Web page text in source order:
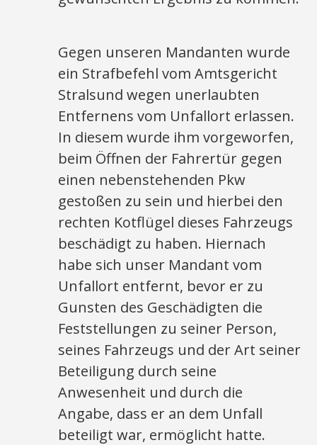
Gegen unseren Mandanten wurde
ein Strafbefehl vom Amtsgericht
Stralsund wegen unerlaubten
Entfernens vom Unfallort erlassen.
In diesem wurde ihm vorgeworfen,
beim Öffnen der Fahrertür gegen
einen nebenstehenden Pkw
gestoßen zu sein und hierbei den
rechten Kotflügel dieses Fahrzeugs
beschädigt zu haben. Hiernach
habe sich unser Mandant vom
Unfallort entfernt, bevor er zu
Gunsten des Geschädigten die
Feststellungen zu seiner Person,
seines Fahrzeugs und der Art seiner
Beteiligung durch seine
Anwesenheit und durch die
Angabe, dass er an dem Unfall
beteiligt war, ermöglicht hatte.